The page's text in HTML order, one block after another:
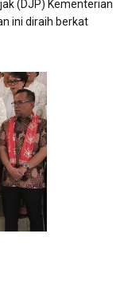
(DJP) Kementerian
ini diraih berkat